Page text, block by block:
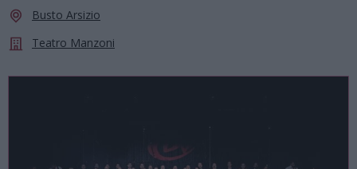
Busto Arsizio
Teatro Manzoni